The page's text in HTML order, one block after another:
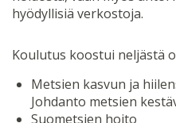
hyödyllisiä verkostoja.
Koulutus koostui neljästä
Metsien kasvun ja
Johdanto metsien
Suometsien hoito